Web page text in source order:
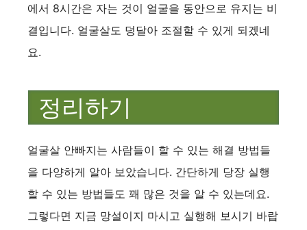
에서 8시간은 자는 것이 얼굴을 동안으로 유지는 비
결입니다. 얼굴살도 덩달아 조절할 수 있게 되겠네
요.
정리하기
얼굴살 안빠지는 사람들이 할 수 있는 해결 방법들
을 다양하게 알아 보았습니다. 간단하게 당장 실행
할 수 있는 방법들도 꽤 많은 것을 알 수 있는데요.
그렇다면 지금 망설이지 마시고 실행해 보시기 바랍